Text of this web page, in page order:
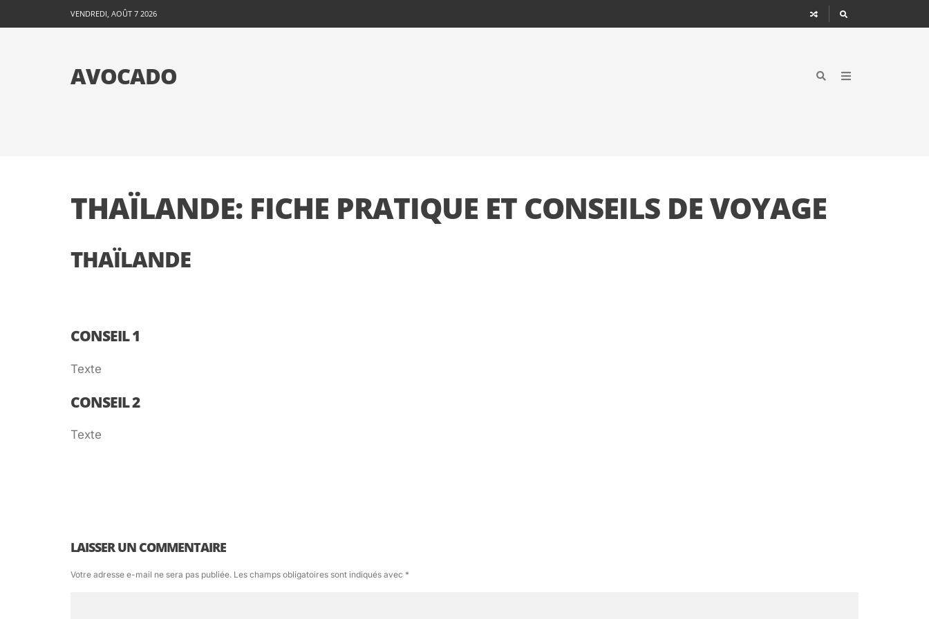
VENDREDI, AOÛT 7 2026
AVOCADO
THAÏLANDE: FICHE PRATIQUE ET CONSEILS DE VOYAGE
THAÏLANDE
CONSEIL 1
Texte
CONSEIL 2
Texte
LAISSER UN COMMENTAIRE
Votre adresse e-mail ne sera pas publiée. Les champs obligatoires sont indiqués avec *